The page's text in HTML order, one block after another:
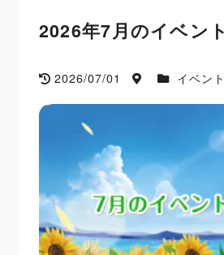
2026年7月のイベン
2026/07/01 イベン